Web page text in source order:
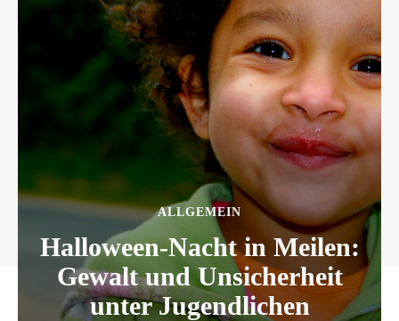
ALLGEMEIN
Halloween-Nacht in Meilen:
Gewalt und Unsicherheit
unter Jugendlichen